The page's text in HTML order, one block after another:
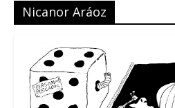
Nicanor Aráoz